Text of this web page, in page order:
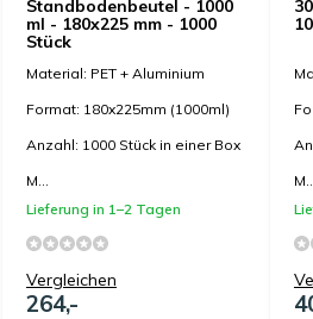
Standbodenbeutel - 1000
ml - 180x225 mm - 1000
Stück
Material: PET + Aluminium
Format: 180x225mm (1000ml)
Anzahl: 1000 Stück in einer Box
M...
Lieferung in 1–2 Tagen
Vergleichen
264,-